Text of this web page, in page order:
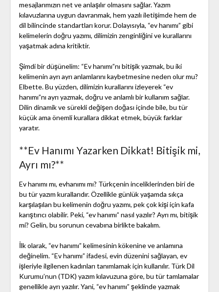
mesajlarımızın net ve anlaşılır olmasını sağlar. Yazım
kılavuzlarına uygun davranmak, hem yazılı iletişimde hem de
dil bilincinde standartları korur. Dolayısıyla, “ev hanımı” gibi
kelimelerin doğru yazımı, dilimizin zenginliğini ve kurallarını
yaşatmak adına kritiktir.
Şimdi bir düşünelim: “Ev hanımı”nı bitişik yazmak, bu iki
kelimenin ayrı ayrı anlamlarını kaybetmesine neden olur mu?
Elbette. Bu yüzden, dilimizin kurallarını izleyerek “ev
hanımı”nı ayrı yazmak, doğru ve anlamlı bir kullanım sağlar.
Dilin dinamik ve sürekli değişen doğası içinde bile, bu tür
küçük ama önemli kurallara dikkat etmek, büyük farklar
yaratır.
**Ev Hanımı Yazarken Dikkat! Bitişik mi,
Ayrı mı?**
Ev hanımı mı, evhanımı mı? Türkçenin inceliklerinden biri de
bu tür yazım kurallarıdır. Özellikle günlük yaşamda sıkça
karşılaşılan bu kelimenin doğru yazımı, pek çok kişi için kafa
karıştırıcı olabilir. Peki, “ev hanımı” nasıl yazılır? Ayrı mı, bitişik
mi? Gelin, bu sorunun cevabına birlikte bakalım.
İlk olarak, “ev hanımı” kelimesinin kökenine ve anlamına
değinelim. “Ev hanımı” ifadesi, evin düzenini sağlayan, ev
işleriyle ilgilenen kadınları tanımlamak için kullanılır. Türk Dil
Kurumu’nun (TDK) yazım kılavuzuna göre, bu tür tamlamalar
genellikle ayrı yazılır. Yani, “ev hanımı” şeklinde yazmak